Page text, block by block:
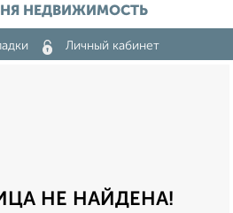
НЕДВИЖИМОСТЬ
Личный кабинет
НЕ НАЙДЕНА!